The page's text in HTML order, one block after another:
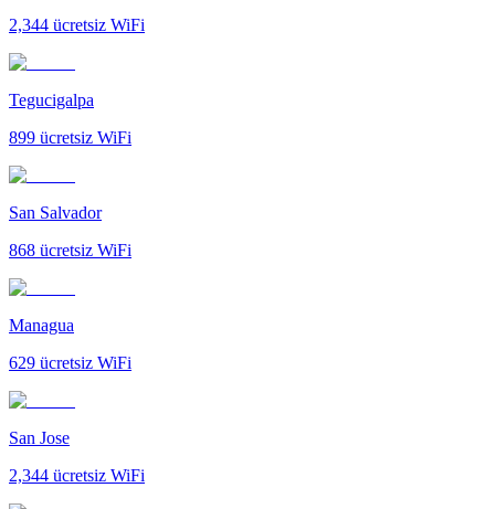
2,344 ücretsiz WiFi
Tegucigalpa
899 ücretsiz WiFi
San Salvador
868 ücretsiz WiFi
Managua
629 ücretsiz WiFi
San Jose
2,344 ücretsiz WiFi